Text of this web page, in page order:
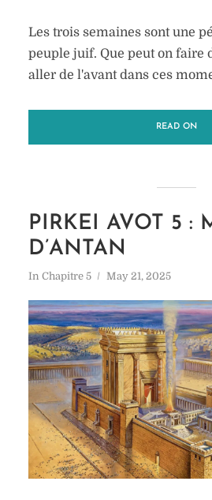
Les trois semaines sont une
peuple juif. Que peut on faire
aller de l'avant dans ces
READ ON
PIRKEI AVOT 5 :
D’ANTAN
In Chapitre 5 May 21, 2025